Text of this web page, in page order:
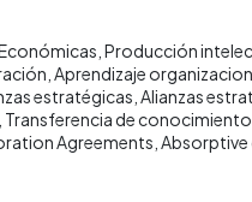
Producción
Aprendizaje
estratégicas Alianzas
Transferencia de
Agreements